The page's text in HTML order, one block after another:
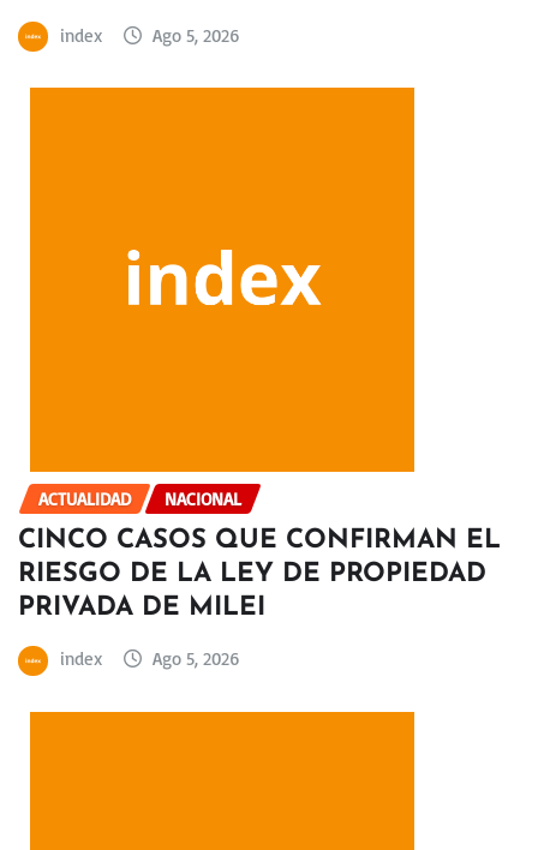
index Ago 5, 2026
ACTUALIDAD NACIONAL
CINCO CASOS QUE CONFIRMAN EL
RIESGO DE LA LEY DE PROPIEDAD
PRIVADA DE MILEI
index Ago 5, 2026